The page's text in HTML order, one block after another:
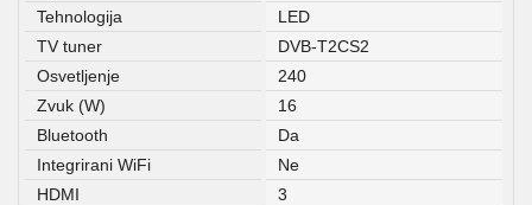
Tehnologija
LED
TV tuner
DVB-T2CS2
Osvetljenje
240
Zvuk (W)
16
Bluetooth
Da
Integrirani WiFi
Ne
HDMI
3